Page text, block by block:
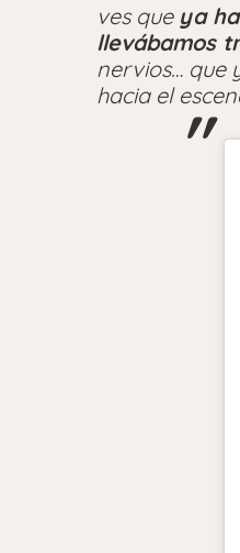
ves que ya
llevábamos
nervios… que
hacia el